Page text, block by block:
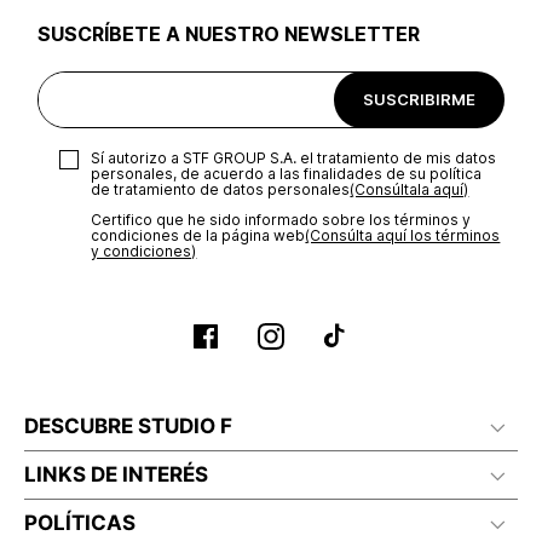
SUSCRÍBETE A NUESTRO NEWSLETTER
SUSCRIBIRME
Sí autorizo a STF GROUP S.A. el tratamiento de mis datos
personales, de acuerdo a las finalidades de su política
de tratamiento de datos personales‎(Consúltala aquí)
Certifico que he sido informado sobre los términos y
condiciones de la página web‎(Consúlta aquí los términos
y condiciones)
DESCUBRE STUDIO F
LINKS DE INTERÉS
POLÍTICAS